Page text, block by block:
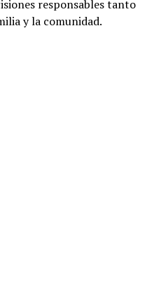
responsables tanto
y la comunidad.